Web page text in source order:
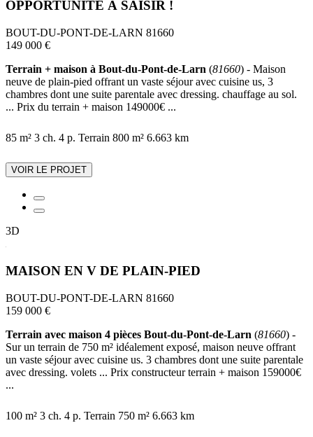
OPPORTUNITÉ À SAISIR !
BOUT-DU-PONT-DE-LARN 81660
149 000 €
Terrain + maison à Bout-du-Pont-de-Larn (81660) - Maison
neuve de plain-pied offrant un vaste séjour avec cuisine us, 3
chambres dont une suite parentale avec dressing. chauffage au sol.
... Prix du terrain + maison 149000€ ...
85 m² 3 ch. 4 p. Terrain 800 m² 6.663 km
VOIR LE PROJET
3D
MAISON EN V DE PLAIN-PIED
BOUT-DU-PONT-DE-LARN 81660
159 000 €
Terrain avec maison 4 pièces Bout-du-Pont-de-Larn (81660) -
Sur un terrain de 750 m² idéalement exposé, maison neuve offrant
un vaste séjour avec cuisine us. 3 chambres dont une suite parentale
avec dressing. volets ... Prix constructeur terrain + maison 159000€
...
100 m² 3 ch. 4 p. Terrain 750 m² 6.663 km